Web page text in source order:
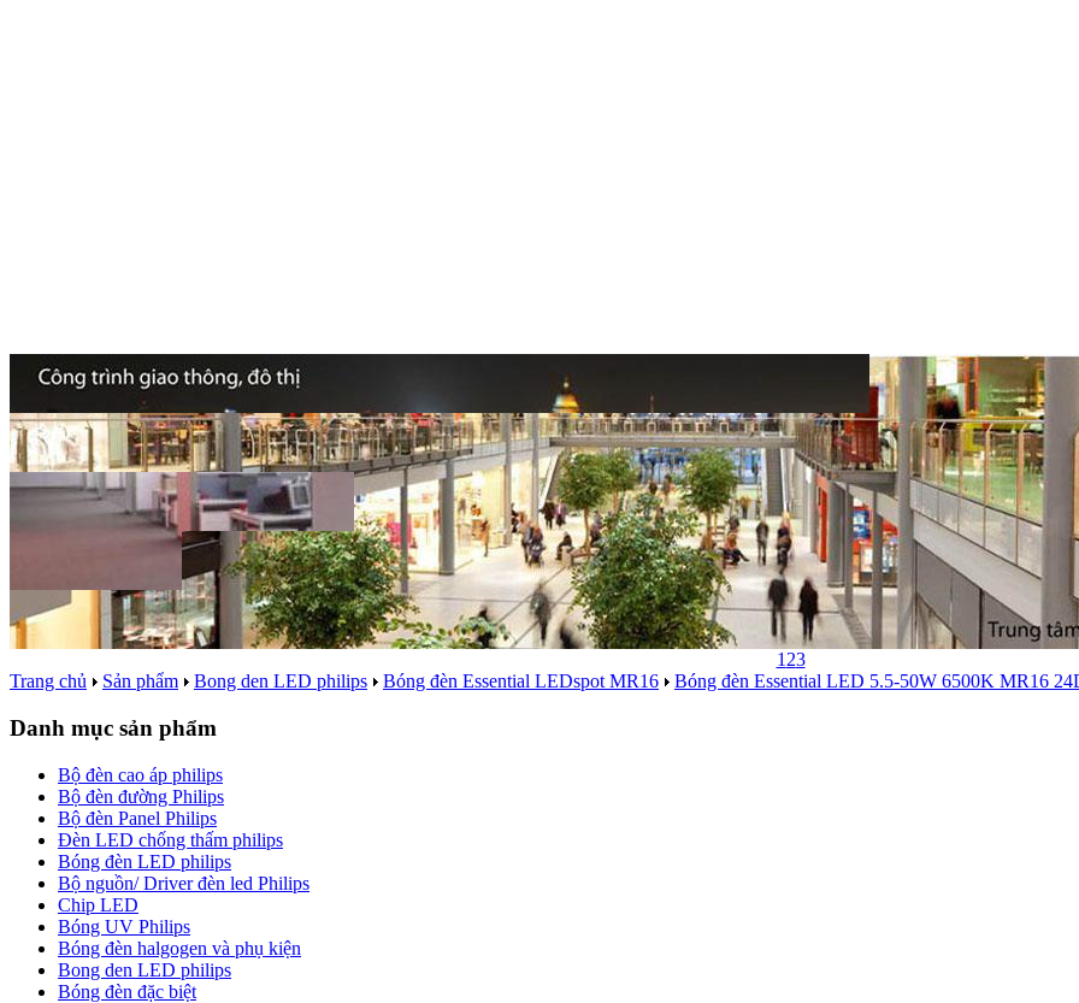
123
Trang chủ
Sản phẩm Bong den LED philips Bóng đèn Essential LEDspot MR16 Bóng đèn Essential LED 5.5-50W 6500K MR16
Danh mục sản phẩm
Bộ đèn cao áp philips
Bộ đèn đường Philips
Bộ đèn Panel Philips
Đèn LED chống thấm philips
Bóng đèn LED philips
Bộ nguồn/ Driver đèn led Philips
Chip LED
Bóng UV Philips
Bóng đèn halgogen và phụ kiện
Bong den LED philips
Bóng đèn đặc biệt